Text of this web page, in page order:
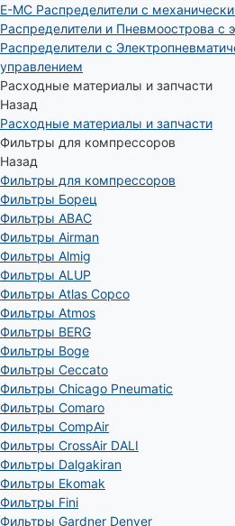
E-MC Распределители с
Распределители и Пневмоострова с
Распределители с
управлением
Расходные материалы и запчасти
Назад
Расходные материалы и запчасти
Фильтры для компрессоров
Назад
Фильтры для компрессоров
Фильтры Борец
Фильтры ABAC
Фильтры Airman
Фильтры Almig
Фильтры ALUP
Фильтры Atlas Copco
Фильтры Atmos
Фильтры BERG
Фильтры Boge
Фильтры Ceccato
Фильтры Chicago Pneumatic
Фильтры Comaro
Фильтры CompAir
Фильтры CrossAir DALI
Фильтры Dalgakiran
Фильтры Ekomak
Фильтры Fini
Фильтры Gardner Denver